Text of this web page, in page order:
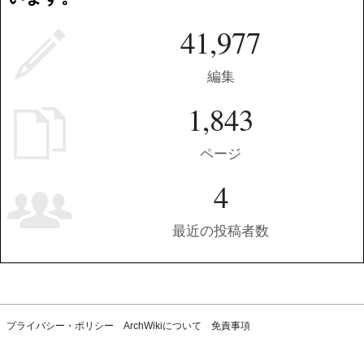
41,977
編集
1,843
ページ
4
最近の投稿者数
プライバシー・ポリシー ArchWikiについて 免責事項